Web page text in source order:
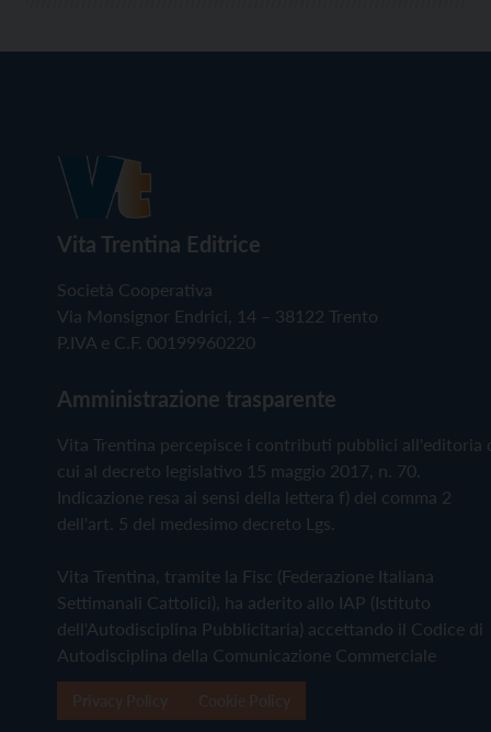
Vita Trentina Editrice
Società Cooperativa
Via Monsignor Endrici, 14 – 38122 Trento
P.IVA e C.F. 00199960220
Amministrazione trasparente
Vita Trentina percepisce i contributi pubblici all'editoria
cui al decreto legislativo 15 maggio 2017, n. 70.
Indicazione resa ai sensi della lettera f) del comma 2
dell'art. 5 del medesimo decreto Lgs.
Vita Trentina, tramite la Fisc (Federazione Italiana
Settimanali Cattolici), ha aderito allo IAP (Istituto
dell'Autodisciplina Pubblicitaria) accettando il Codice di
Autodisciplina della Comunicazione Commerciale